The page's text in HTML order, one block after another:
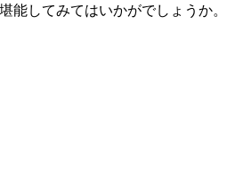
してみてはいかがでしょうか。